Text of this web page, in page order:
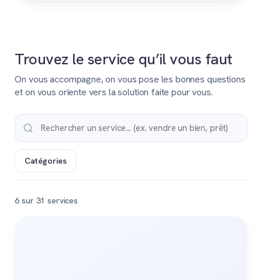
Trouvez le service qu’il vous faut
On vous accompagne, on vous pose les bonnes questions
et on vous oriente vers la solution faite pour vous.
Catégories
6 sur 31 services